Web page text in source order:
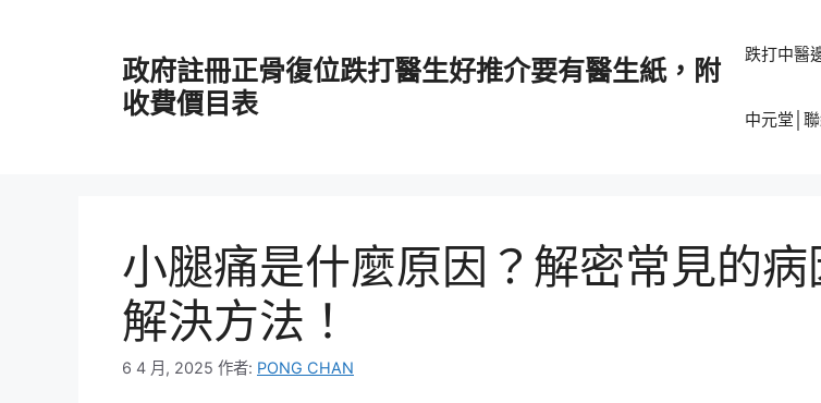
政府註冊正骨復位跌打醫生好推介要有醫生紙，附
收費價目表
跌打中醫
中元堂│
小腿痛是什麼原因？解密常見的病
解決方法！
6 4 月, 2025 作者: PONG CHAN